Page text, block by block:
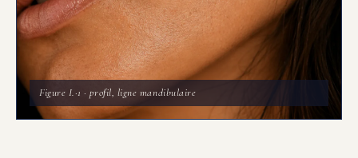
Figure I.·1 · profil, ligne mandibulaire